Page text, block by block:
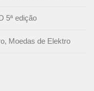
5ª edição
Moedas de Elektro